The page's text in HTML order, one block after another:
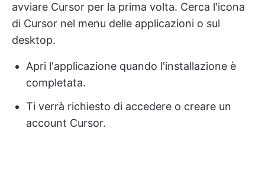
avviare Cursor per la prima volta. Cerca l'icona
di Cursor nel menu delle applicazioni o sul
desktop.
Apri l'applicazione quando l'installazione è
completata.
Ti verrà richiesto di accedere o creare un
account Cursor.